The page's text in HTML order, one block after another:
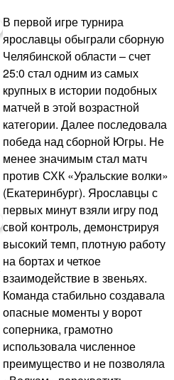
В первой игре турнира
ярославцы обыграли сборную
Челябинской области – счет
25:0 стал одним из самых
крупных в истории подобных
матчей в этой возрастной
категории. Далее последовала
победа над сборной Югры. Не
менее значимым стал матч
против СХК «Уральские волки»
(Екатеринбург). Ярославцы с
первых минут взяли игру под
свой контроль, демонстрируя
высокий темп, плотную работу
на бортах и четкое
взаимодействие в звеньях.
Команда стабильно создавала
опасные моменты у ворот
соперника, грамотно
использовала численное
преимущество и не позволяла